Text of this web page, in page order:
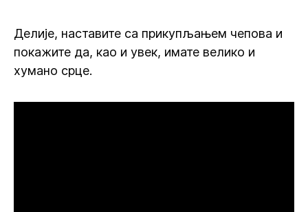
Делије, наставите са прикупљањем чепова и
покажите да, као и увек, имате велико и
хумано срце.